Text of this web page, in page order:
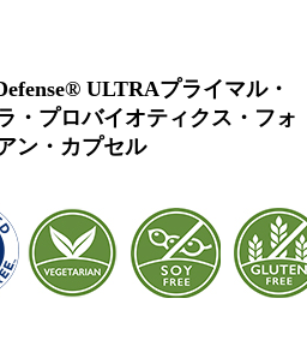
ULTRAプライマル・
・プロバイオティクス・フォ
ン・カプセル